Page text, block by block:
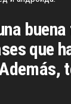
que